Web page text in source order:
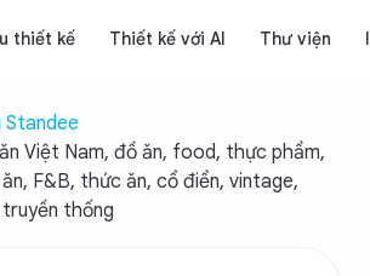
thiết kế Thiết kế với AI Thư viện
Standee
Việt Nam, đồ ăn, food, thực phẩm,
F&B, thức ăn, cổ điển, vintage,
thống